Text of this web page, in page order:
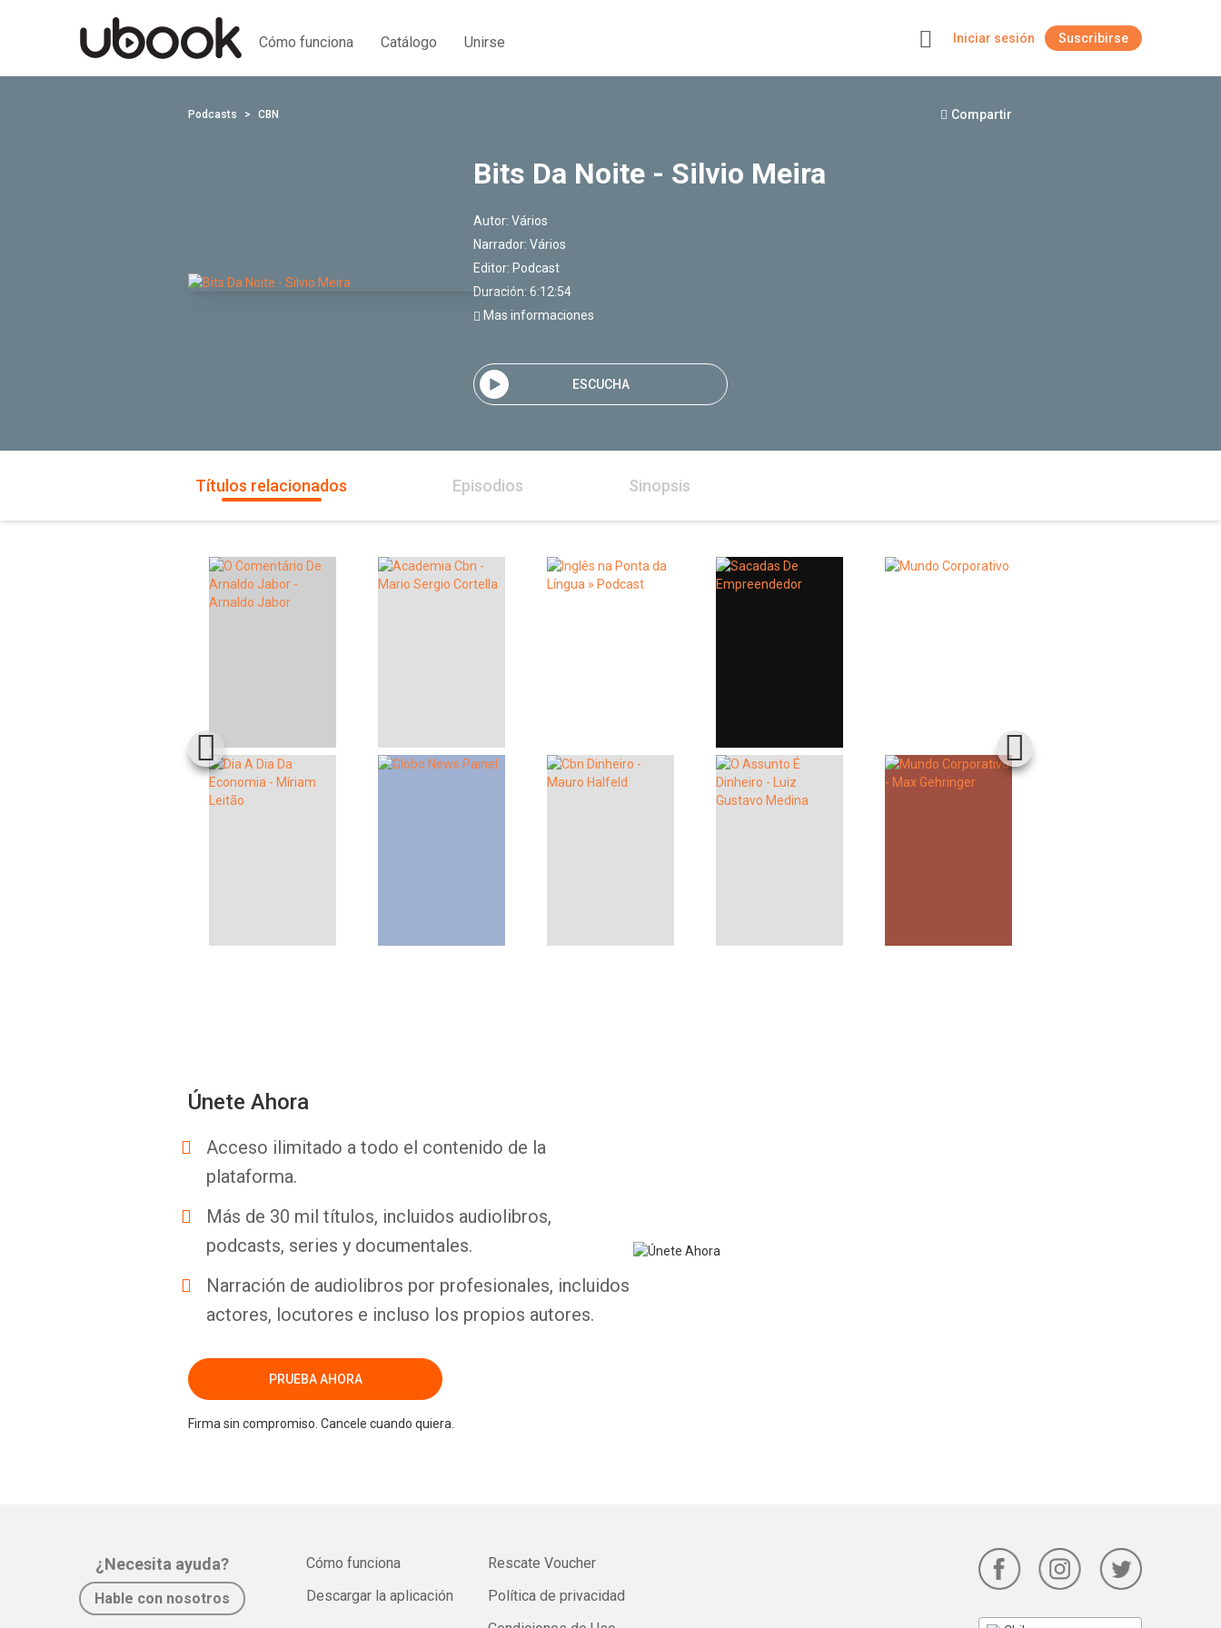
Cómo funciona Catálogo Unirse Iniciar sesión Suscribirse
Podcasts CBN Compartir
Bits Da Noite - Silvio Meira
Autor: Vários
Narrador: Vários
Editor: Podcast
Duración: 6:12:54
Mas informaciones
ESCUCHA
Títulos relacionados Episodios Sinopsis
Únete Ahora
Acceso ilimitado a todo el contenido de la
plataforma.
Más de 30 mil títulos, incluidos audiolibros,
podcasts, series y documentales.
Narración de audiolibros por profesionales, incluidos
actores, locutores e incluso los propios autores.
PRUEBA AHORA
Firma sin compromiso. Cancele cuando quiera.
¿Necesita ayuda?
Hable con nosotros
Cómo funciona
Descargar la aplicación
Rescate Voucher
Política de privacidad